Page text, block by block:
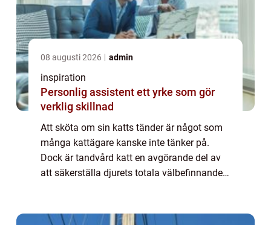
08 augusti 2026 admin
inspiration
Personlig assistent ett yrke som gör
verklig skillnad
Att sköta om sin katts tänder är något som
många kattägare kanske inte tänker på.
Dock är tandvård katt en avgörande del av
att säkerställa djurets totala välbefinnande.